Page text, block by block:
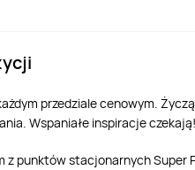
przedziale cenowym.
Wspaniałe inspiracje czekają!
punktów stacjonarnych Super